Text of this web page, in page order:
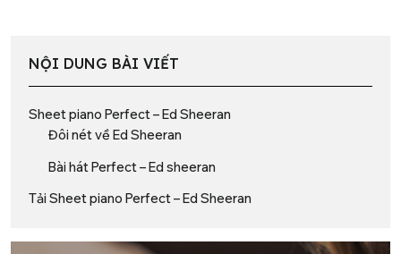
NỘI DUNG BÀI VIẾT
Sheet piano Perfect – Ed Sheeran
Đôi nét về Ed Sheeran
Bài hát Perfect – Ed sheeran
Tải Sheet piano Perfect – Ed Sheeran